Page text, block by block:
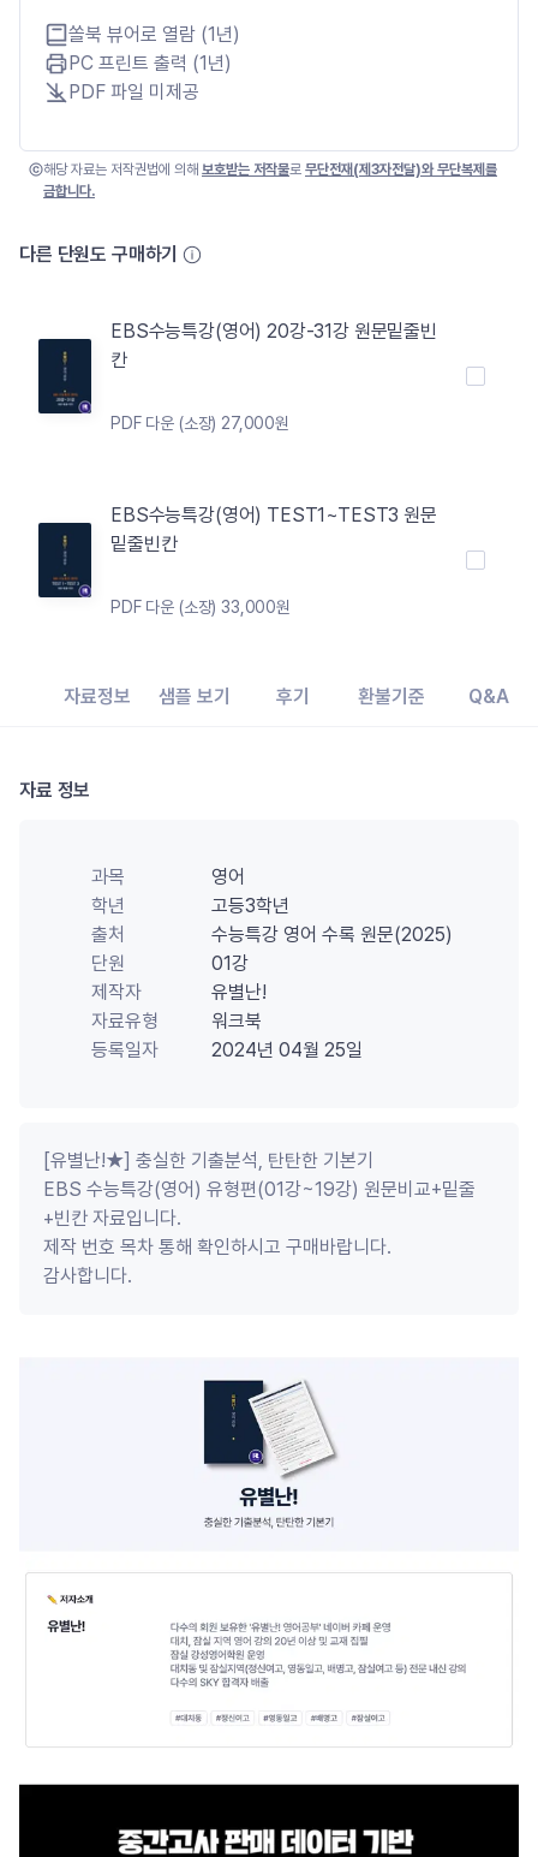
쏠북 뷰어로 열람 (1년)
PC 프린트 출력 (1년)
PDF 파일 미제공
해당 자료는 저작권법에 의해 보호받는 저작물로 무단전재(제3자전달)와 무단복제를
금합니다.
다른 단원도 구매하기
EBS수능특강(영어) 20강-31강 원문밑줄빈
칸
PDF 다운 (소장) 27,000원
EBS수능특강(영어) TEST1~TEST3 원문
밑줄빈칸
PDF 다운 (소장) 33,000원
자료정보 샘플 보기 후기 환불기준 Q&A
자료 정보
과목
영어
학년
고등3학년
출처
수능특강 영어 수록 원문(2025)
단원
01강
제작자
유별난!
자료유형
워크북
등록일자
2024년 04월 25일
[유별난!★] 충실한 기출분석, 탄탄한 기본기
EBS 수능특강(영어) 유형편(01강~19강) 원문비교+밑줄
+빈칸 자료입니다.
제작 번호 목차 통해 확인하시고 구매바랍니다.
감사합니다.